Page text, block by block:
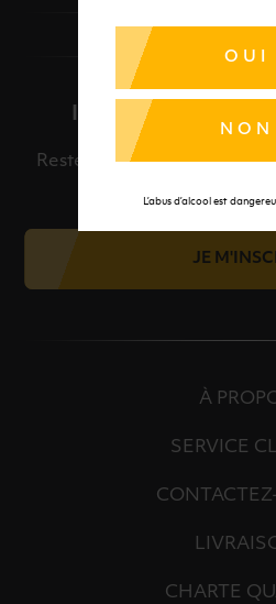
OUI
NON
L’abus d’alcool est
INSCRIPTION À LA
Restez informé et
JE
À
SERVICE
CHARTE